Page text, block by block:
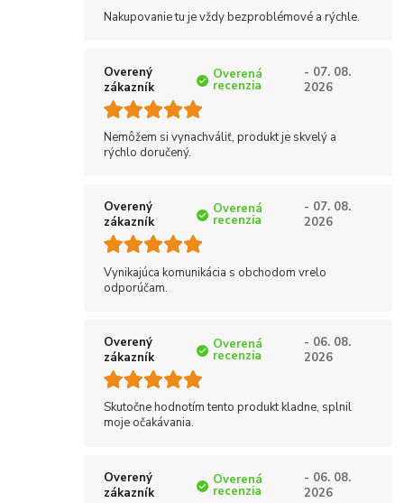
Nakupovanie tu je vždy bezproblémové a rýchle.
Overený
zákazník
Overená
recenzia
- 07. 08.
2026
Nemôžem si vynachváliť, produkt je skvelý a
rýchlo doručený.
Overený
zákazník
Overená
recenzia
- 07. 08.
2026
Vynikajúca komunikácia s obchodom vrelo
odporúčam.
Overený
zákazník
Overená
recenzia
- 06. 08.
2026
Skutočne hodnotím tento produkt kladne, splnil
moje očakávania.
Overený
zákazník
Overená
recenzia
- 06. 08.
2026